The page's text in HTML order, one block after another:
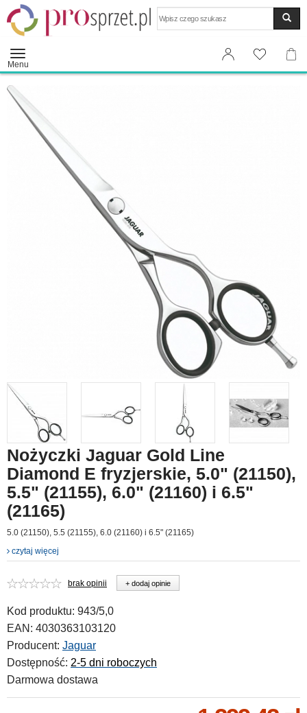
Menu
Nożyczki Jaguar Gold Line
Diamond E fryzjerskie, 5.0" (21150),
5.5" (21155), 6.0" (21160) i 6.5"
(21165)
5.0 (21150), 5.5 (21155), 6.0 (21160) i 6.5" (21165)
czytaj więcej
brak opinii + dodaj opinie
Kod produktu: 943/5,0
EAN: 4030363103120
Producent: Jaguar
Dostępność: 2-5 dni roboczych
Darmowa dostawa